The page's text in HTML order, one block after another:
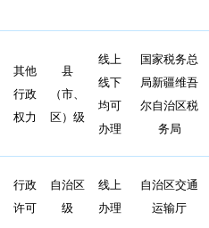
其他
行政
权力
县
（市、
区）级
线上
线下
均可
办理
国家税务总
局新疆维吾
尔自治区税
务局
行政
许可
自治区
级
线上
办理
自治区交通
运输厅